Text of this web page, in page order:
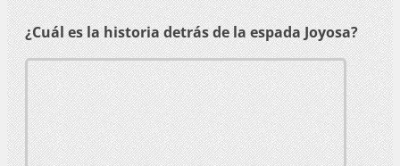
¿Cuál es la historia detrás de la espada Joyosa?